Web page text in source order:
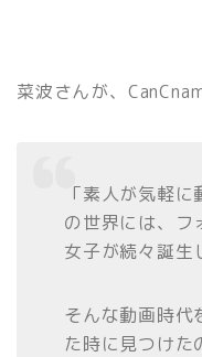
菜波さんが、
「素人が気軽
の世界には、フ
女子が続々誕生
そんな動画時代
た時に見つけた